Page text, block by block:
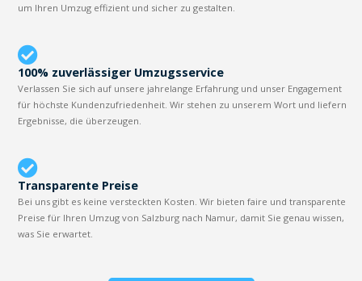
um Ihren Umzug effizient und sicher zu gestalten.
100% zuverlässiger Umzugsservice
Verlassen Sie sich auf unsere jahrelange Erfahrung und unser Engagement
für höchste Kundenzufriedenheit. Wir stehen zu unserem Wort und liefern
Ergebnisse, die überzeugen.
Transparente Preise
Bei uns gibt es keine versteckten Kosten. Wir bieten faire und transparente
Preise für Ihren Umzug von Salzburg nach Namur, damit Sie genau wissen,
was Sie erwartet.